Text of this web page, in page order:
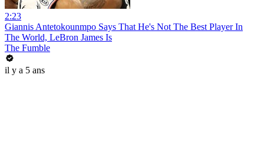
2:23
Giannis Antetokounmpo Says That He's Not The Best Player In
The World, LeBron James Is
The Fumble
il y a 5 ans